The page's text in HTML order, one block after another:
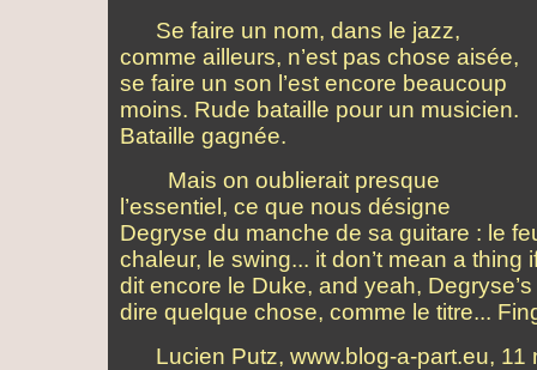
Se faire un nom, dans le jazz,
comme ailleurs, n’est pas chose aisée,
se faire un son l’est encore beaucoup
moins. Rude bataille pour un musicien.
Bataille gagnée.
Mais on oublierait presque
l’essentiel, ce que nous désigne
Degryse du manche de sa guitare : le
chaleur, le swing... it don’t mean a thing
dit encore le Duke, and yeah,
dire quelque chose, comme le titre...
Lucien Putz, www.blog-a-part.eu, 11